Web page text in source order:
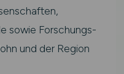
sowie Forschungs-
und der Region